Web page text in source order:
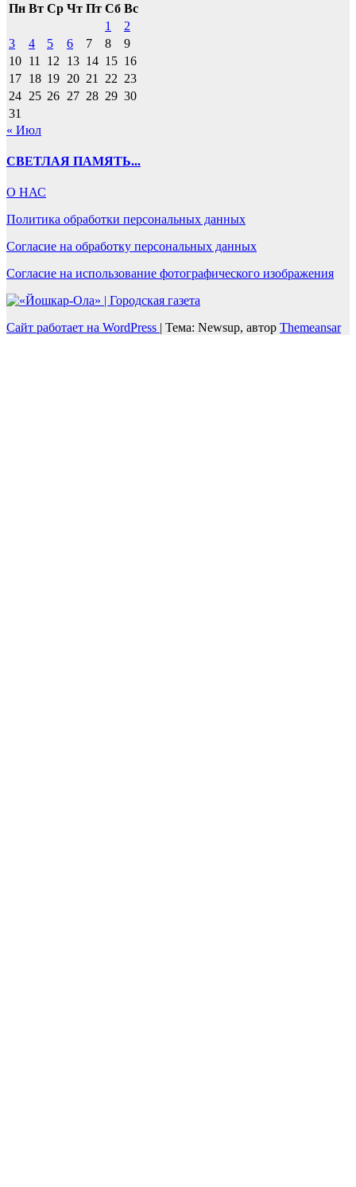
Пн Вт Ср Чт Пт Сб Вс
1
2
3
4 5 6 7 8
9
10 11 12 13 14 15 16
17 18 19 20 21 22 23
24 25 26 27 28 29 30
31
« Июл
СВЕТЛАЯ ПАМЯТЬ...
О НАС
Политика обработки персональных данных
Согласие на обработку персональных данных
Согласие на использование фотографического изображения
Сайт работает на WordPress | Тема: Newsup, автор Themeansar